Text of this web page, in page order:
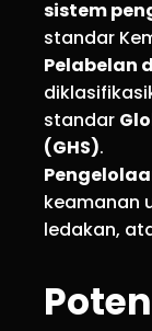
sistem
standar
Pelabelan
standar
(GHS).
keamanan
ledakan,